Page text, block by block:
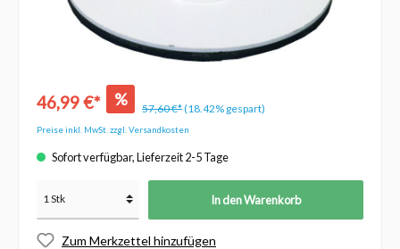
46,99 €* % 57,60 €*(18.42% gespart)
Preise inkl. MwSt. zzgl. Versandkosten
Sofort verfügbar, Lieferzeit 2-5 Tage
In den Warenkorb
Zum Merkzettel hinzufügen